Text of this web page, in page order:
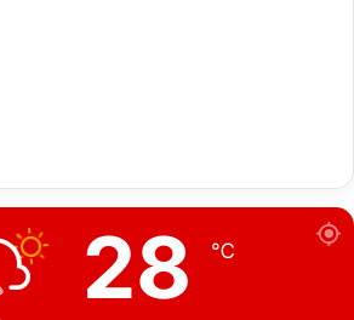
28 ℃